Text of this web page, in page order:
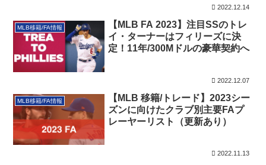
2022.12.14
MLB移籍/FA情報
【MLB FA 2023】注目SSのトレ
イ・ターナーはフィリーズに決
定！11年/300Mドルの豪華契約へ
2022.12.07
MLB移籍/FA情報
【MLB 移籍/トレード】2023シー
ズンに向けたクラブ別主要FAプ
レーヤーリスト（更新あり）
2022.11.13